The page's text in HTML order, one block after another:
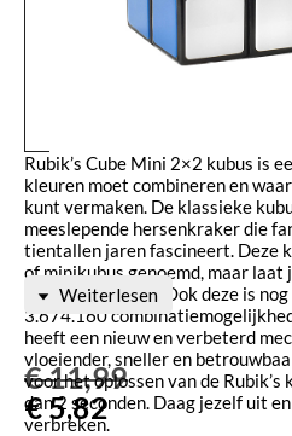
Rubik’s Cube Mini 2×2 kubus is
kleuren moet combineren en
kunt vermaken. De klassieke
meeslepende hersenkraker die
tientallen jaren fascineert. Deze
of minikubus genoemd, maar
kleinere formaat. Ook deze is
3.674.160
heeft een nieuw en verbeterd
vloeiender, sneller en
voor het oplossen van de
dan 2 seconden. Daag jezelf uit
verbreken.
Weiterlesen
€11,99
€5,82